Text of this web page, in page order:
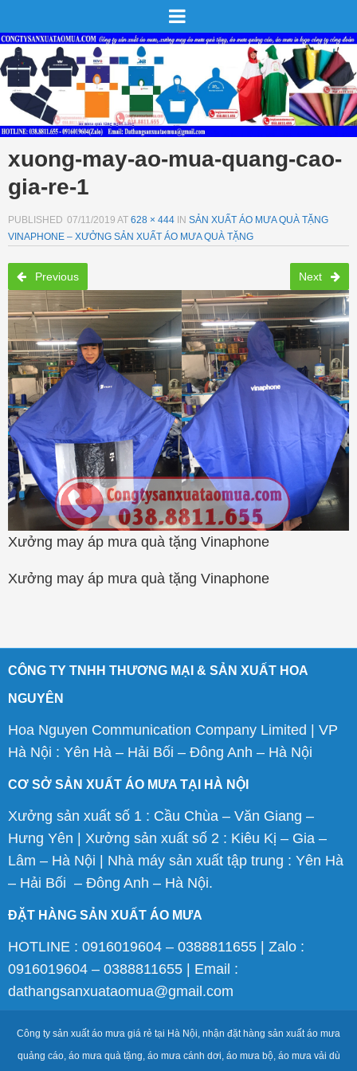
xuong-may-ao-mua-quang-cao-
gia-re-1
PUBLISHED 07/11/2019 AT 628 × 444 IN SẢN XUẤT ÁO MƯA QUÀ TẶNG
VINAPHONE – XƯỞNG SẢN XUẤT ÁO MƯA QUÀ TẶNG
Previous Next
Xưởng may áp mưa quà tặng Vinaphone
Xưởng may áp mưa quà tặng Vinaphone
CÔNG TY TNHH THƯƠNG MẠI & SẢN XUẤT HOA
NGUYÊN
Hoa Nguyen Communication Company Limited | VP
Hà Nội : Yên Hà – Hải Bối – Đông Anh – Hà Nội
CƠ SỞ SẢN XUẤT ÁO MƯA TẠI HÀ NỘI
Xưởng sản xuất số 1 : Cầu Chùa – Văn Giang –
Hưng Yên | Xưởng sản xuất số 2 : Kiêu Kị – Gia –
Lâm – Hà Nội | Nhà máy sản xuất tập trung : Yên Hà
– Hải Bối – Đông Anh – Hà Nội.
ĐẶT HÀNG SẢN XUẤT ÁO MƯA
HOTLINE : 0916019604 – 0388811655 | Zalo :
0916019604 – 0388811655 | Email :
dathangsanxuataomua@gmail.com
Công ty sản xuất áo mưa giá rẻ tại Hà Nội, nhận đặt hàng sản xuất áo mưa
quảng cáo, áo mưa quà tặng, áo mưa cánh dơi, áo mưa bộ, áo mưa vải dù